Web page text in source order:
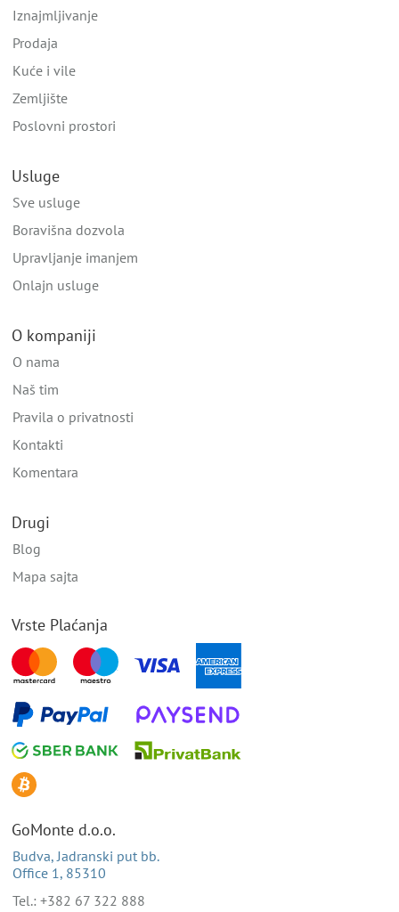
Iznajmljivanje
Prodaja
Kuće i vile
Zemljište
Poslovni prostori
Usluge
Sve usluge
Boravišna dozvola
Upravljanje imanjem
Onlajn usluge
O kompaniji
O nama
Naš tim
Pravila o privatnosti
Kontakti
Komentara
Drugi
Blog
Mapa sajta
Vrste Plaćanja
GoMonte d.o.o.
Budva, Jadranski put bb.
Office 1, 85310
Tel.: +382 67 322 888